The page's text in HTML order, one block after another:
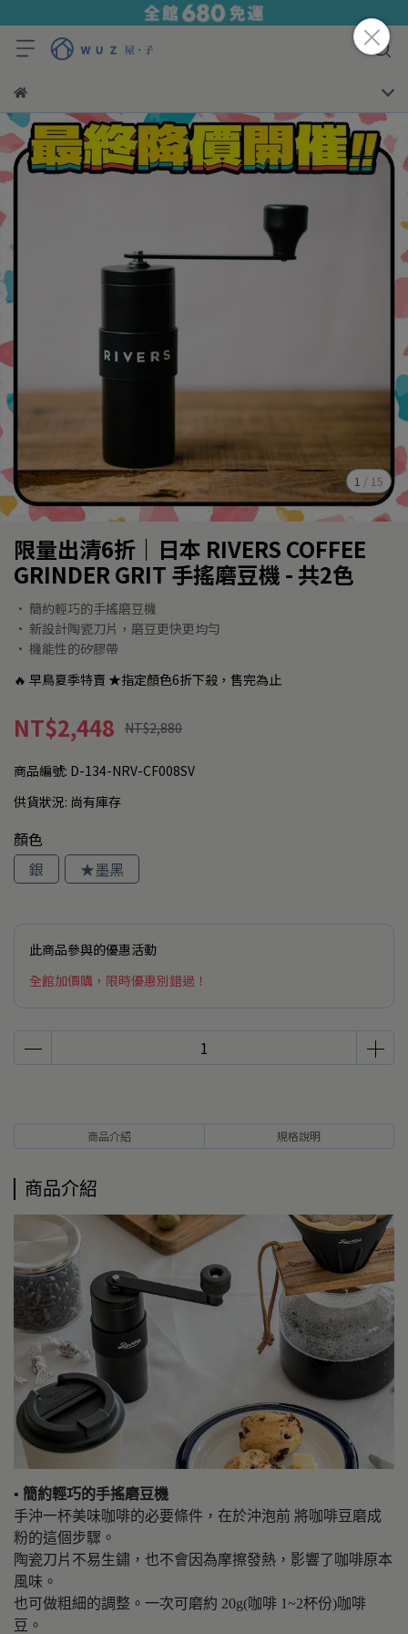
1 / 15
限量出清6折｜日本 RIVERS COFFEE
GRINDER GRIT 手搖磨豆機 - 共2色
• 簡約輕巧的手搖磨豆機
• 新設計陶瓷刀片，磨豆更快更均勻
• 機能性的矽膠帶
🔥 早鳥夏季特賣 ★指定顏色6折下殺，售完為止
NT$2,448 NT$2,880
商品編號: D-134-NRV-CF008SV
供貨狀況: 尚有庫存
顏色
銀
★墨黑
此商品參與的優惠活動
全館加價購，限時優惠別錯過！
商品介紹 規格說明
商品介紹
• 簡約輕巧的手搖磨豆機
手沖一杯美味咖啡的必要條件，在於沖泡前 將咖啡豆磨成
粉的這個步驟。
陶瓷刀片不易生鏽，也不會因為摩擦發熱，影響了咖啡原本
風味。
也可做粗細的調整。一次可磨約 20g(咖啡 1~2杯份)咖啡
豆。